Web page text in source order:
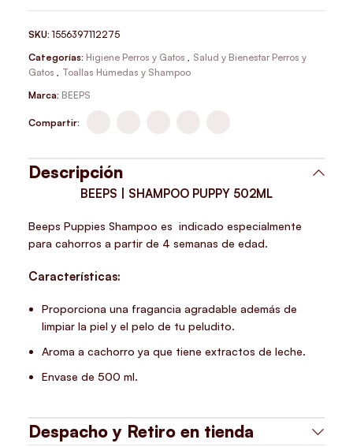
SKU:1556397112275
Categorías: Higiene Perros y Gatos , Salud y Bienestar Perros y
Gatos , Toallas Húmedas y Shampoo
Marca: BEEPS
Compartir:
Descripción
BEEPS | SHAMPOO PUPPY 502ML
Beeps Puppies Shampoo es indicado especialmente
para cahorros a partir de 4 semanas de edad.
Características:
Proporciona una fragancia agradable además de
limpiar la piel y el pelo de tu peludito.
Aroma a cachorro ya que tiene extractos de leche.
Envase de 500 ml.
Despacho y Retiro en tienda